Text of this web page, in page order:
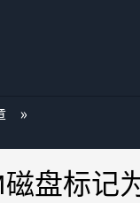
磁盘标记